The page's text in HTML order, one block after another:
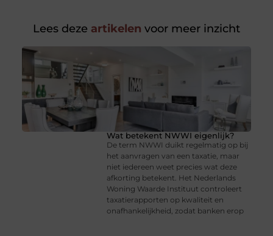
Lees deze artikelen voor meer inzicht
Wat betekent NWWI eigenlijk?
De term NWWI duikt regelmatig op bij
het aanvragen van een taxatie, maar
niet iedereen weet precies wat deze
afkorting betekent. Het Nederlands
Woning Waarde Instituut controleert
taxatierapporten op kwaliteit en
onafhankelijkheid, zodat banken erop